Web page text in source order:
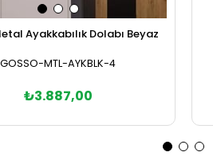
Ayakkabılık Dolabı Beyaz
GOSSO-MTL-AYKBLK-4
₺3.887,00